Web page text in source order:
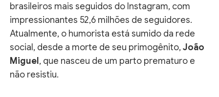
brasileiros mais seguidos do Instagram, com
impressionantes 52,6 milhões de seguidores.
Atualmente, o humorista está sumido da rede
social, desde a morte de seu primogênito,João
Miguel , que nasceu de um parto prematuro e
não resistiu.